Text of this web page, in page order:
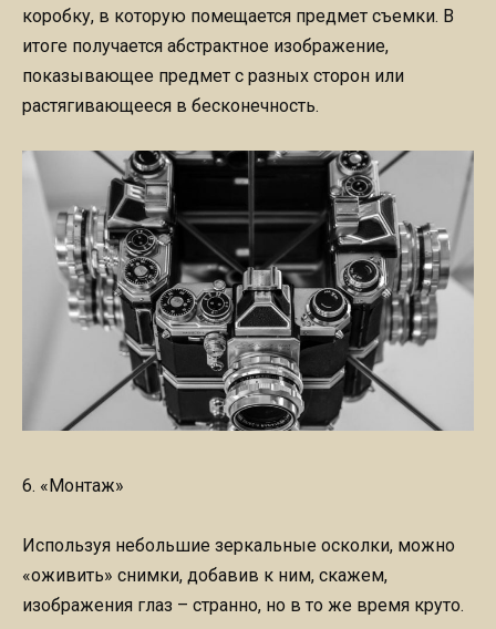
коробку, в которую помещается предмет съемки. В
итоге получается абстрактное изображение,
показывающее предмет с разных сторон или
растягивающееся в бесконечность.
6. «Монтаж»
Используя небольшие зеркальные осколки, можно
«оживить» снимки, добавив к ним, скажем,
изображения глаз – странно, но в то же время круто.